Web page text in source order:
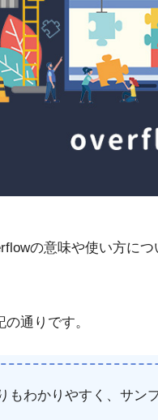
の意味や使い方に
通りです。
もわかりやすく、サン